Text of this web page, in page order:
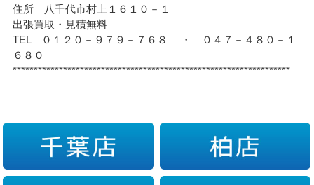
住所 八千代市村上１６１０－１
出張買取・見積無料
TEL ０１２０－９７９－７６８ ・ ０４７－４８０－１
６８０
******************************************************************